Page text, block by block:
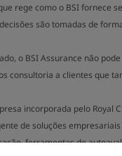
rege como o BSI fornece
são tomadas de
o BSI Assurance não
consultoria a clientes que
incorporada pelo Royal
de soluções
ferramentas de